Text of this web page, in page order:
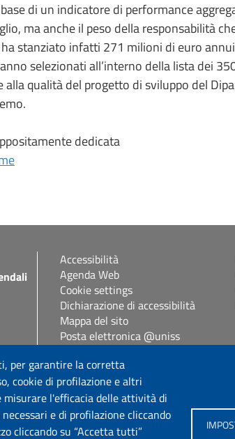
per garantire la corretta
cookie di profilazione e altri
l'efficacia delle attività di
e di profilazione cliccando
cliccando su “Accetta tutti”
di un indicatore di performance
ma anche il peso della responsabilità
stanziato infatti 271 milioni di euro
selezionati all’interno della lista dei
qualità del progetto di sviluppo del
dedicata
Accessibilità
Agenda Web
Cookie settings
Dichiarazione di accessibilità
Mappa del sito
Posta elettronica @uniss
Self Studenti
eUniss
Seguici su